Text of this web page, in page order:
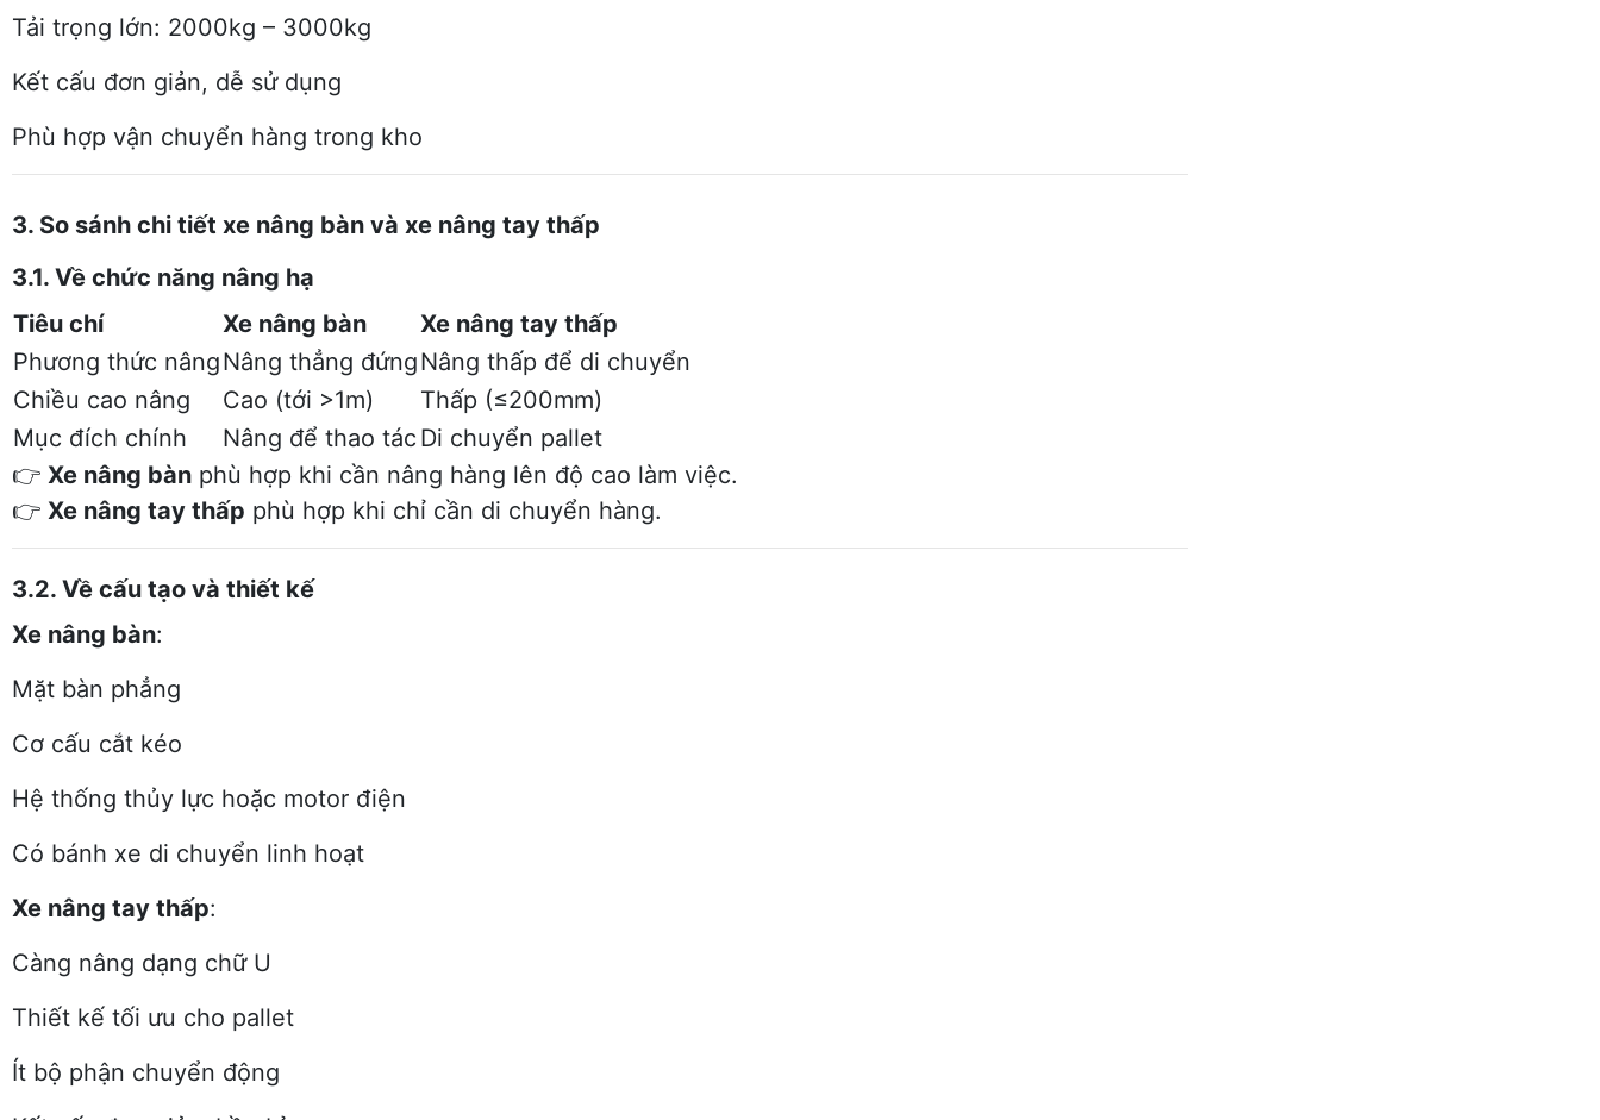
Tải trọng lớn: 2000kg – 3000kg
Kết cấu đơn giản, dễ sử dụng
Phù hợp vận chuyển hàng trong kho
3. So sánh chi tiết xe nâng bàn và xe nâng tay thấp
3.1. Về chức năng nâng hạ
Tiêu chí
Xe nâng bàn
Xe nâng tay thấp
Phương thức nângNâng thẳng đứngNâng thấp để di chuyển
Chiều cao nâng
Cao (tới >1m)
Thấp (≤200mm)
Mục đích chính
Nâng để thao tác Di chuyển pallet
👉 Xe nâng bàn phù hợp khi cần nâng hàng lên độ cao làm việc.
👉 Xe nâng tay thấp phù hợp khi chỉ cần di chuyển hàng.
3.2. Về cấu tạo và thiết kế
Xe nâng bàn:
Mặt bàn phẳng
Cơ cấu cắt kéo
Hệ thống thủy lực hoặc motor điện
Có bánh xe di chuyển linh hoạt
Xe nâng tay thấp:
Càng nâng dạng chữ U
Thiết kế tối ưu cho pallet
Ít bộ phận chuyển động